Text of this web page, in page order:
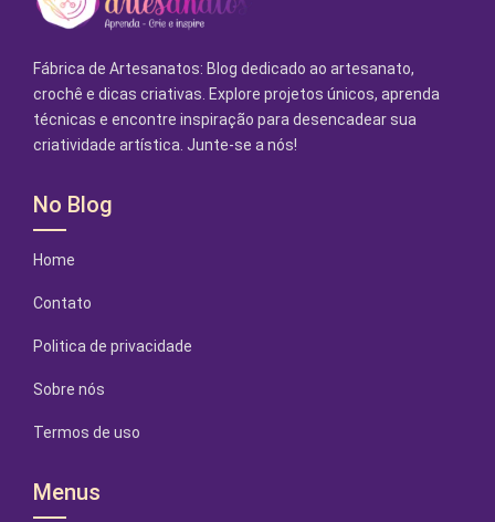
Fábrica de Artesanatos: Blog dedicado ao artesanato,
crochê e dicas criativas. Explore projetos únicos, aprenda
técnicas e encontre inspiração para desencadear sua
criatividade artística. Junte-se a nós!
No Blog
Home
Contato
Politica de privacidade
Sobre nós
Termos de uso
Menus